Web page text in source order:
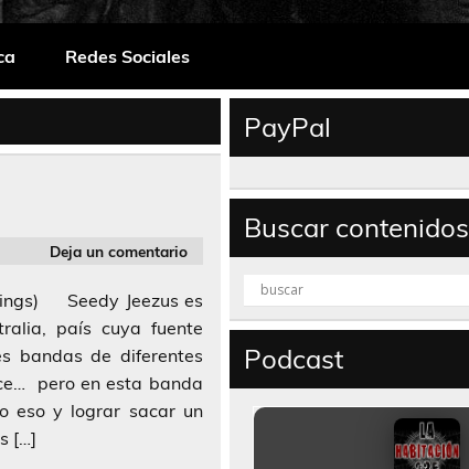
Redes Sociales
Deja un comentario
Seedy Jeezus es
país cuya fuente
bandas de diferentes
pero en esta banda
eso y lograr sacar un
[…]
PayPal
Buscar contenidos
Podcast